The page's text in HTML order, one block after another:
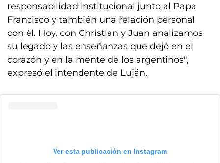
responsabilidad institucional junto al Papa
Francisco y también una relación personal
con él. Hoy, con Christian y Juan analizamos
su legado y las enseñanzas que dejó en el
corazón y en la mente de los argentinos",
expresó el intendente de Luján.
Ver esta publicación en Instagram